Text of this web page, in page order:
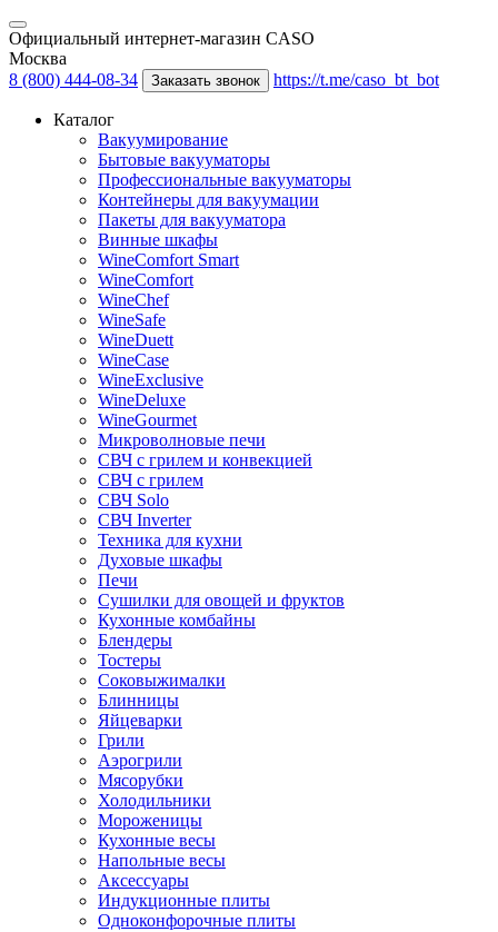
Официальный интернет-магазин CASO
Москва
8 (800) 444-08-34
Заказать звонок https://t.me/caso_bt_bot
Каталог
Вакуумирование
Бытовые вакууматоры
Профессиональные вакууматоры
Контейнеры для вакуумации
Пакеты для вакууматора
Винные шкафы
WineComfort Smart
WineComfort
WineChef
WineSafe
WineDuett
WineCase
WineExclusive
WineDeluxe
WineGourmet
Микроволновые печи
СВЧ с грилем и конвекцией
СВЧ с грилем
СВЧ Solo
СВЧ Inverter
Техника для кухни
Духовые шкафы
Печи
Сушилки для овощей и фруктов
Кухонные комбайны
Блендеры
Тостеры
Соковыжималки
Блинницы
Яйцеварки
Грили
Аэрогрили
Мясорубки
Холодильники
Мороженицы
Кухонные весы
Напольные весы
Аксессуары
Индукционные плиты
Одноконфорочные плиты